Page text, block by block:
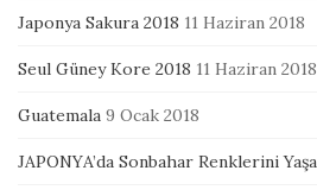
Japonya Sakura 2018 11 Haziran 2018
Seul Güney Kore 2018 11 Haziran 2018
Guatemala 9 Ocak 2018
JAPONYA’da Sonbahar Renklerini